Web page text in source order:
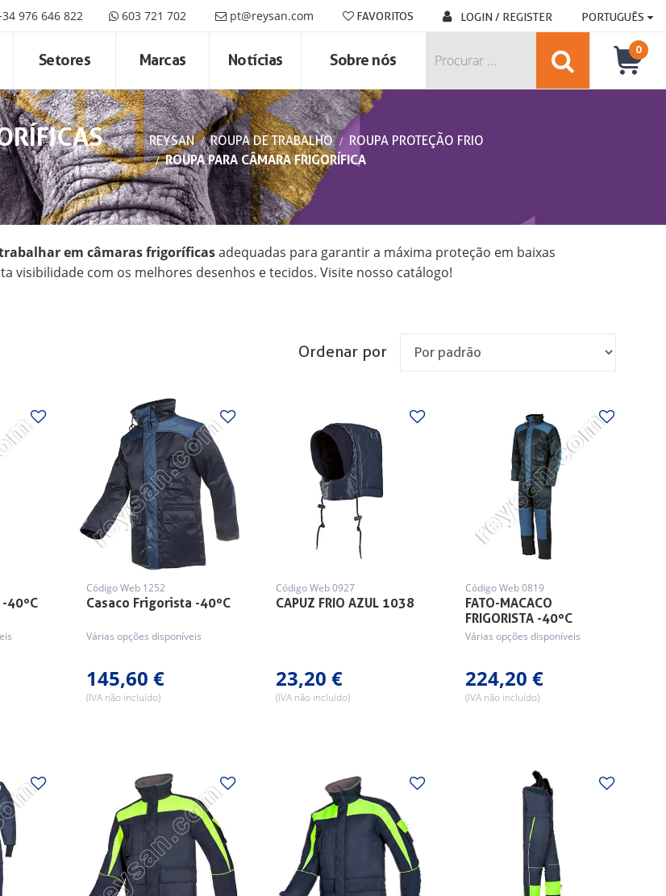
976 646 822 603 721 702 pt@reysan.com FAVORITOS LOGIN / REGISTER PORTUGUÊS
Setores Marcas Notícias Sobre nós
0
REYSAN ROUPA DE TRABALHO
ROUPA PROTEÇÃO FRIO
ROUPA PARA CÂMARA FRIGORÍFICA
em câmaras frigoríficasadequadas para garantir a máxima proteção em baixas
visibilidade com os melhores desenhos e tecidos. Visite nosso catálogo!
Ordenar por
40ºC Casaco Frigorista -40ºC
Código Web 1252
Várias opções disponíveis
145,60 €
(IVA não incluído)
CAPUZ FRIO AZUL 1038
Código Web 0927
23,20 €
(IVA não incluído)
FATO-MACACO
FRIGORISTA -40ºC
Código Web 0819
Várias opções disponíveis
224,20 €
(IVA não incluído)